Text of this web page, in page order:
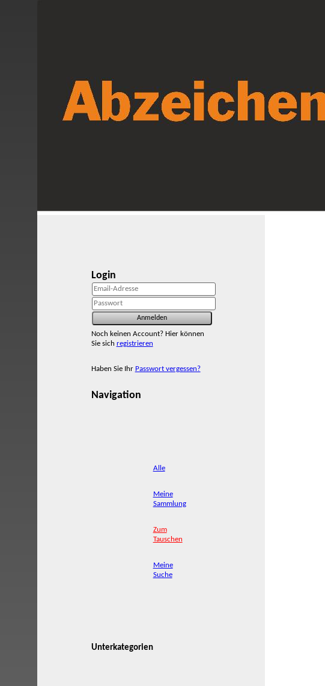
Login
Noch keinen Account? Hier können
Sie sich registrieren
Haben Sie Ihr Passwort vergessen?
Navigation
Alle
Meine
Sammlung
Zum
Tauschen
Meine
Suche
Unterkategorien